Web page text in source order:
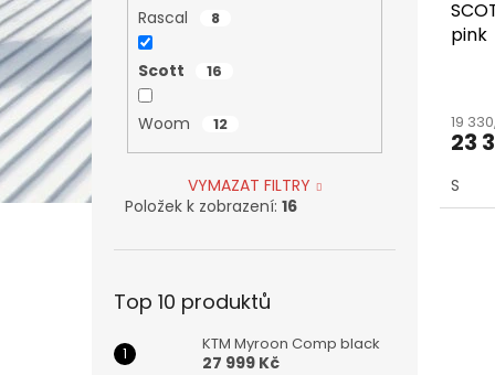
Rascal 8
Scott 16
Woom 12
VYMAZAT FILTRY
Položek k zobrazení: 16
Top 10 produktů
KTM Myroon Comp black
27 999 Kč
pink
19
23
S